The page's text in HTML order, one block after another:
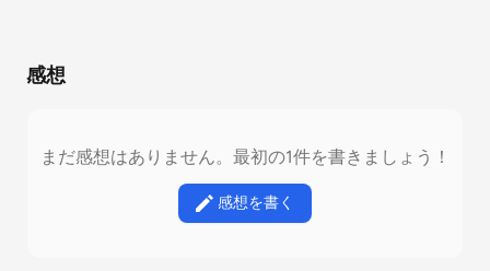
感想
まだ感想はありません。最初の1件を書きましょう！
感想を書く